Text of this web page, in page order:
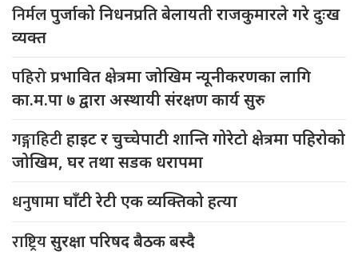
निर्मलपुर्जाको निधनप्रति बेलायती राजकुमारले गरे दुःख
व्यक्त
पहिरोप्रभावित क्षेत्रमा जोखिम न्यूनीकरणका लागि
का.म.पा ७ द्वारा अस्थायी संरक्षण कार्य सुरु
गङ्गाहिटीहाइट र चुच्चेपाटी शान्ति गोरेटो क्षेत्रमा पहिरोको
जोखिम, घर तथा सडक धरापमा
धनुषामाघाँटी रेटी एक व्यक्तिको हत्या
राष्ट्रियसुरक्षा परिषद बैठक बस्दै